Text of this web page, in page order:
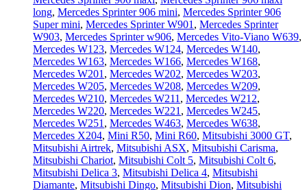
long, Mercedes Sprinter 906 mini, Mercedes Sprinter 906
Super mini, Mercedes Sprinter W901 , Mercedes Sprinter
W903, Mercedes Sprinter w906, Mercedes Vito-Viano W639,
Mercedes W123, Mercedes W124, Mercedes W140,
Mercedes W163, Mercedes W166, Mercedes W168,
Mercedes W201 , Mercedes W202, Mercedes W203,
Mercedes W205, Mercedes W208, Mercedes W209,
Mercedes W210, Mercedes W211 , Mercedes W212,
Mercedes W220, Mercedes W221 , Mercedes W245,
Mercedes W251 , Mercedes W463, Mercedes W638,
Mercedes X204, Mini R50, Mini R60, Mitsubishi 3000 GT,
Mitsubishi Airtrek, Mitsubishi ASX, Mitsubishi Carisma,
Mitsubishi Chariot, Mitsubishi Colt 5, Mitsubishi Colt 6,
Mitsubishi Delica 3, Mitsubishi Delica 4, Mitsubishi
Diamante, Mitsubishi Dingo, Mitsubishi Dion, Mitsubishi